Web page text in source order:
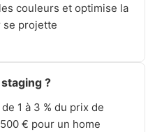
couleurs et optimise la
se projette
?
1 à 3 % du prix de
€ pour un home